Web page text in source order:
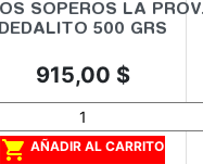
SOPEROS LA
DEDALITO 500 GRS
Precio
915,00 $
 AÑADIR AL CARRITO